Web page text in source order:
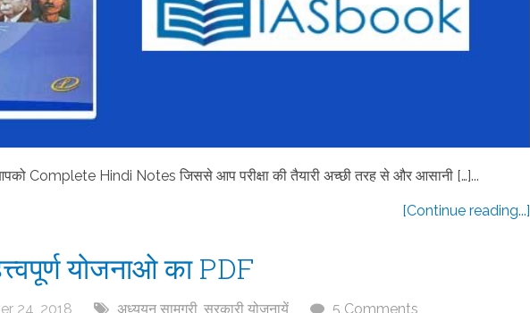
Complete Hindi Notes जिससे आप परीक्षा की तैयारी अच्छी तरह से और आसानी […]...
[Continue reading...]
योजनाओ का PDF
24, 2018 अध्ययन सामग्री सरकारी योजनायें 5 Comments